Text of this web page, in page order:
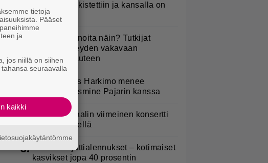
kilpailijat julkistettiin ja kansalla on
sanottavaa
3.
Syötkö perunoita näin? Tutkijat
löysivät yhteyden vakavaan
kansansairauteen
Uuno: Hjallis Harkimo menee
naimisiin Jasmine Pajarin kanssa
5.
Eppu Normaalin viimeinen konsertti
esitetään Ylellä
6.
Lidl aloitti jättialennukset – kotimaiset
kasvikset jopa 40 prosentin
tietoja
Pääset
ja
jos niillä on siihen
seuraavalla
kaikki